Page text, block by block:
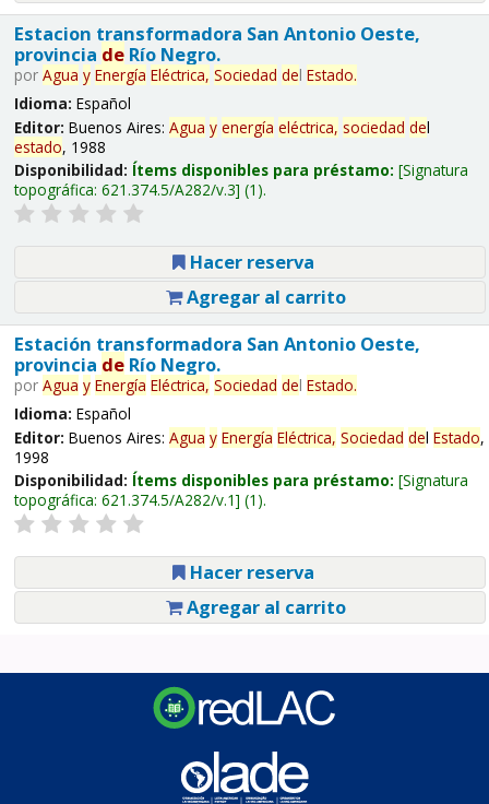
Estacion transformadora San Antonio Oeste,
provincia deRío Negro.
por Agua y Energía Eléctrica, Sociedad del Estado.
Idioma: Español
Editor: Buenos Aires: Agua y energía eléctrica, sociedad del
estado, 1988
Disponibilidad: Ítems disponibles para préstamo: Signatura
topográfica: 621.374.5/A282/v.3 (1).
Hacer reserva
Agregar al carrito
Estación transformadora San Antonio Oeste,
provincia deRío Negro.
por Agua y Energía Eléctrica, Sociedad del Estado.
Idioma: Español
Editor: Buenos Aires: Agua y Energía Eléctrica, Sociedad del Estado,
1998
Disponibilidad: Ítems disponibles para préstamo: Signatura
topográfica: 621.374.5/A282/v.1 (1).
Hacer reserva
Agregar al carrito